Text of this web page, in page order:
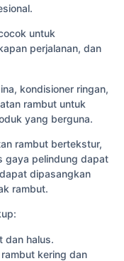
untuk
perjalanan, dan
kondisioner ringan,
rambut untuk
yang berguna.
rambut bertekstur,
gaya pelindung dapat
dipasangkan
rambut.
dan halus.
kering dan